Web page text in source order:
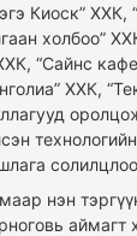
Киоск” ХХК,
холбоо”
“Сайнс
ХХК,
нэн
аймагт